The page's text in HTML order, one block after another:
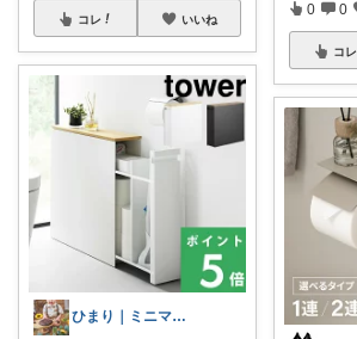
コレ いいね
ひまり｜ミニマルな育児と時短グッズ
0 0
コレ